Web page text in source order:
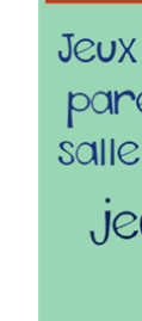
10 H
Voir